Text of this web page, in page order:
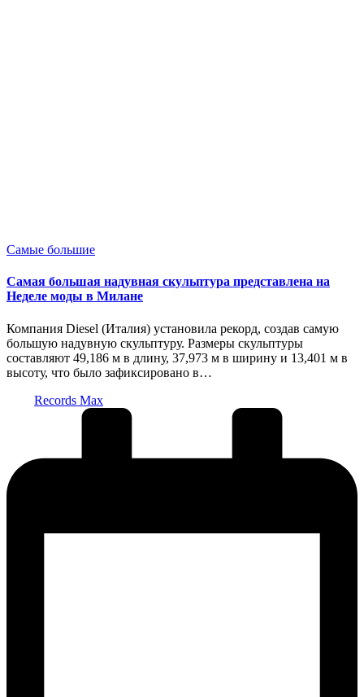
Опубликовано
Самые большие
Самая большая надувная скульптура представлена на
Неделе моды в Милане
Компания Diesel (Италия) установила рекорд, создав самую
большую надувную скульптуру. Размеры скульптуры
составляют 49,186 м в длину, 37,973 м в ширину и 13,401 м в
высоту, что было зафиксировано в…
Records Max